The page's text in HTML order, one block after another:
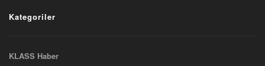
Kategoriler
KLASS Haber